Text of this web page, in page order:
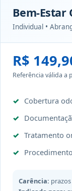
Bem-Estar
Individual •
R$
Referência válida a
Cobertura
Tratamento
Carência: